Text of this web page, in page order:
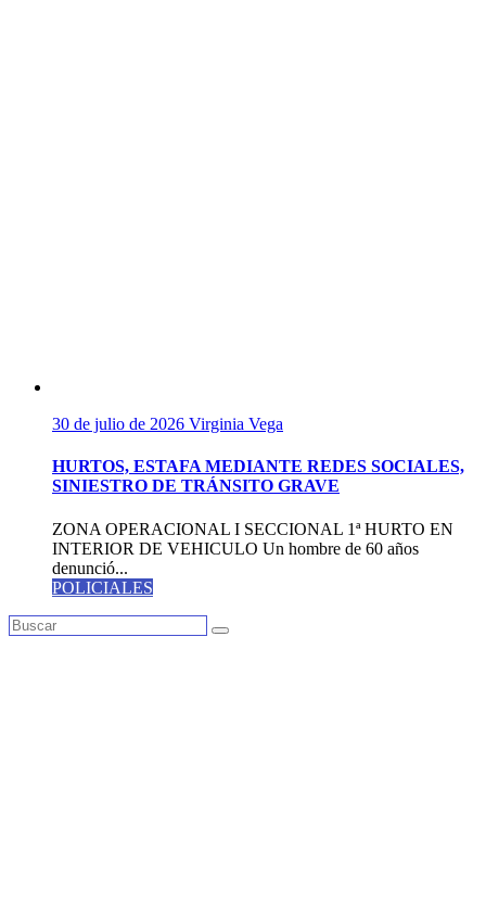
30 de julio de 2026 Virginia Vega
HURTOS, ESTAFA MEDIANTE REDES SOCIALES,
SINIESTRO DE TRÁNSITO GRAVE
ZONA OPERACIONAL I SECCIONAL 1ª HURTO EN
INTERIOR DE VEHICULO Un hombre de 60 años
denunció...
POLICIALES